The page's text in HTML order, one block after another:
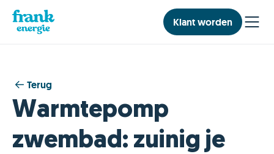
Klant worden
Terug
Warmtepomp
zwembad: zuinig je